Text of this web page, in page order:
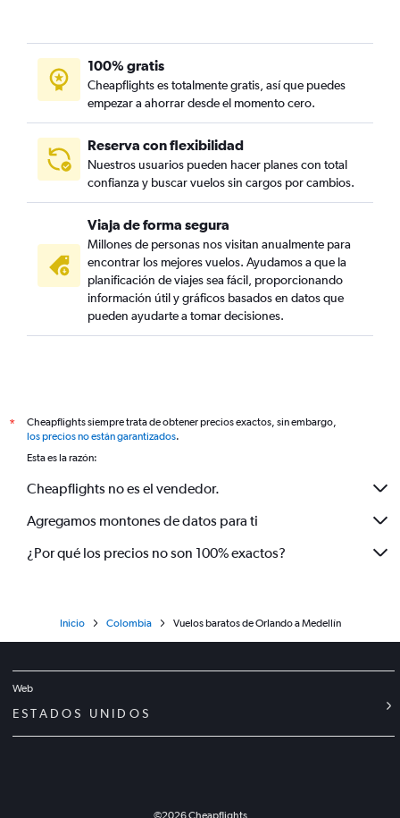
100% gratis
Cheapflights es totalmente gratis, así que puedes
empezar a ahorrar desde el momento cero.
Reserva con flexibilidad
Nuestros usuarios pueden hacer planes con total
confianza y buscar vuelos sin cargos por cambios.
Viaja de forma segura
Millones de personas nos visitan anualmente para
encontrar los mejores vuelos. Ayudamos a que la
planificación de viajes sea fácil, proporcionando
información útil y gráficos basados en datos que
pueden ayudarte a tomar decisiones.
*
Cheapflights siempre trata de obtener precios exactos, sin embargo,
los precios no están garantizados.
Esta es la razón:
Cheapflights no es el vendedor.
Agregamos montones de datos para ti
¿Por qué los precios no son 100% exactos?
Inicio Colombia Vuelos baratos de Orlando a Medellín
Web
ESTADOS UNIDOS
©2026Cheapflights